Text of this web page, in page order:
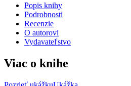
Popis knihy
Podrobnosti
Recenzie
O autorovi
Vydavateľstvo
Viac o knihe